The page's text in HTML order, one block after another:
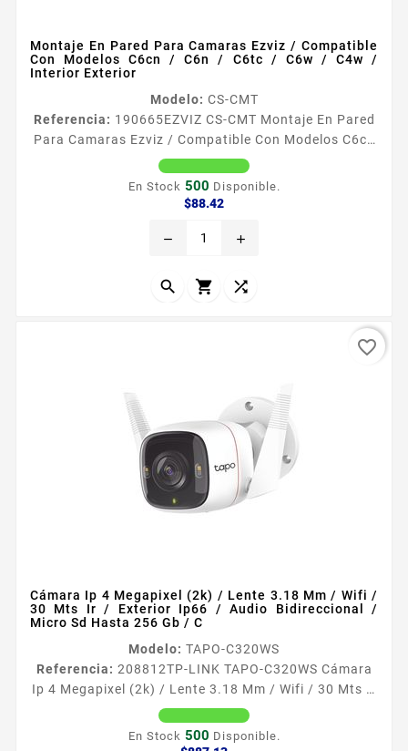
Montaje En Pared Para Camaras Ezviz / Compatible
Con Modelos C6cn / C6n / C6tc / C6w / C4w /
Interior Exterior
Modelo: CS-CMT
Referencia: 190665EZVIZ CS-CMT Montaje En Pared
Para Camaras Ezviz / Compatible Con Modelos C6cn
Caracteriacutesticas principales Montaje para
camaras EZVIZ recomendado para modelos C6CN
1134mm x 55mm 604rdquo x 446rdquo x 217rdquo
garantiacutea
En Stock 500 Disponible.
$88.42Precio
remove add
  
Cámara Ip 4 Megapixel (2k) / Lente 3.18 Mm / Wifi /
30 Mts Ir / Exterior Ip66 / Audio Bidireccional /
Micro Sd Hasta 256 Gb / C
Modelo: TAPO-C320WS
Referencia: 208812TP-LINK TAPO-C320WS Cámara
Ip 4 Megapixel (2k) / Lente 3.18 Mm / Wifi / 30 Mts Ir
/ Exterior Ip66 / Audio Bidireccional / Micro Sd Hasta
256 Gb / C Caacutemara WiFi para exterior IP66 2K
En Stock 500 Disponible.
favorite_border